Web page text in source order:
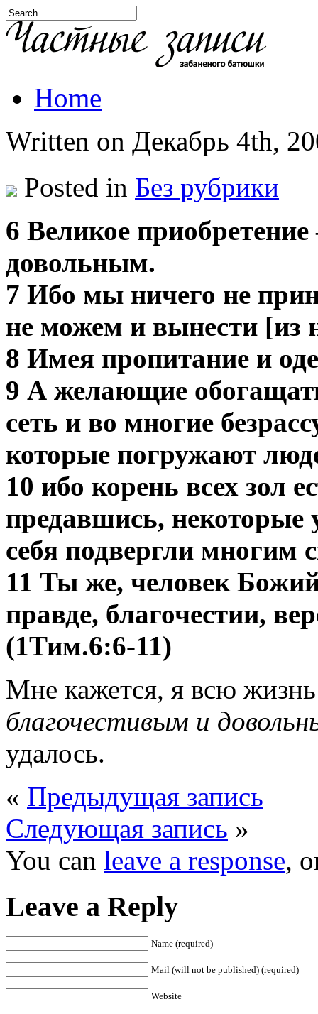
Home
Written on Декабрь 4th,
Posted in Без рубрики
6 Великое
довольным.
7 Ибо мы ничего не
не можем и вынести [из
8 Имея пропитание и
9 А желающие
сеть и во многие
которые погружают
10 ибо корень всех зол
предавшись, некоторые
себя подвергли многим
11 Ты же, человек
правде, благочестии,
(1Тим.6:6-11)
Мне кажется, я всю
благочестивым и
удалось.
« Предыдущая запись
Следующая запись »
You can leave a response,
Leave a Reply
Name (required)
Mail (will not be published) (required)
Website